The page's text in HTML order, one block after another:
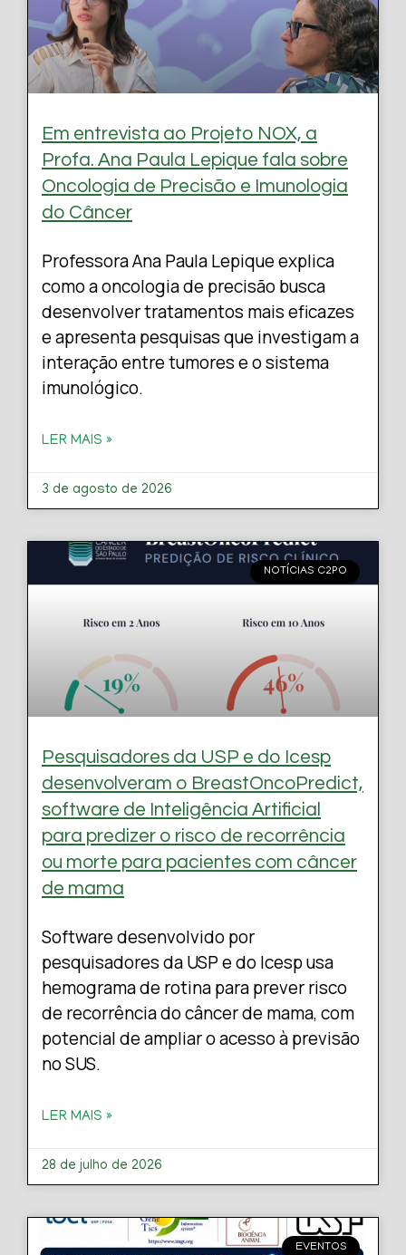
Em entrevista ao Projeto NOX, a
Profa. Ana Paula Lepique fala sobre
Oncologia de Precisão e Imunologia
do Câncer
Professora Ana Paula Lepique explica
como a oncologia de precisão busca
desenvolver tratamentos mais eficazes
e apresenta pesquisas que investigam a
interação entre tumores e o sistema
imunológico.
LER MAIS »
3 de agosto de 2026
NOTÍCIAS C2PO
Pesquisadores da USP e do Icesp
desenvolveram o BreastOncoPredict,
software de Inteligência Artificial
para predizer o risco de recorrência
ou morte para pacientes com câncer
de mama
Software desenvolvido por
pesquisadores da USP e do Icesp usa
hemograma de rotina para prever risco
de recorrência do câncer de mama, com
potencial de ampliar o acesso à previsão
no SUS.
LER MAIS »
28 de julho de 2026
EVENTOS